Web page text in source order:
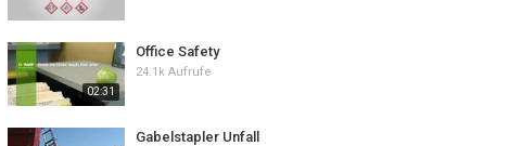
02:31
Office Safety
24.1k Aufrufe
Gabelstapler Unfall